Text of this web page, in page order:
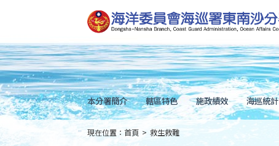
到
主
要
內
容
Skip
to
main
content
本分署簡介 轄區特色 施政績效 海巡統計
::: 現在位置： 首頁 > 救生救難